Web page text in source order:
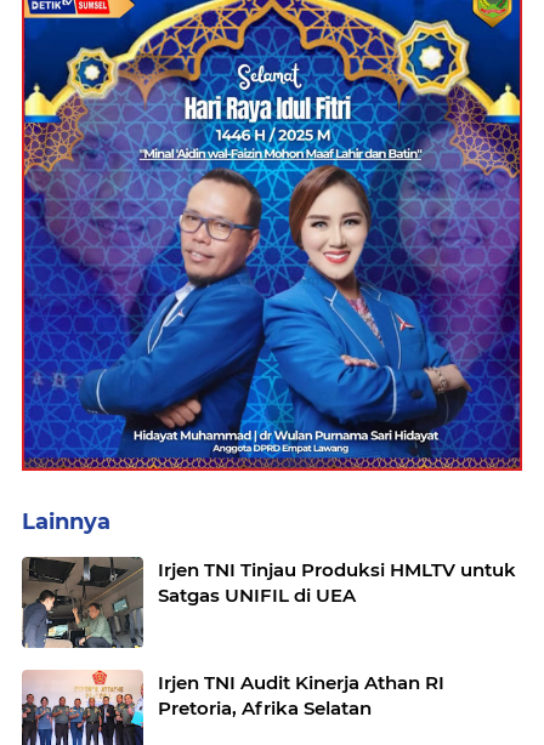
Lainnya
Irjen TNI Tinjau Produksi HMLTV untuk
Satgas UNIFIL di UEA
Irjen TNI Audit Kinerja Athan RI
Pretoria, Afrika Selatan